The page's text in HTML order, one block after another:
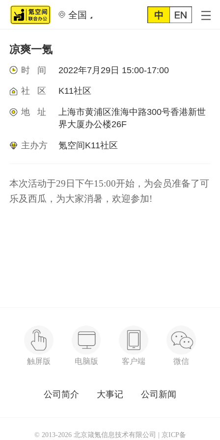
全国
凉爽一氪
时 间 2022年7月29日 15:00-17:00
社 区 K11社区
地 址
上海市黄浦区淮海中路300号香港新世
界大厦办公楼26F
主办方 氪空间K11社区
本次活动于29日下午15:00开始，为会员准备了可
乐及西瓜，为大家消暑，欢迎参加!
触屏版 电脑版 客户端 微信
公司简介 大事记 公司新闻
© 2013-2026 北京箴氪信息技术有限公司 | 京ICP备